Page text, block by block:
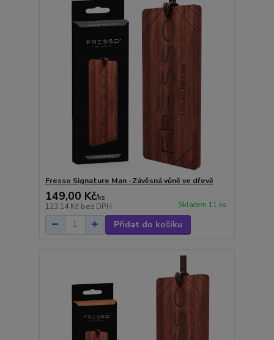
Fresso Signature Man -Závěsná vůně ve dřevě
149,00 Kč/ks
123,14 Kč bez DPH Skladem 11 ks
Přidat do košíku